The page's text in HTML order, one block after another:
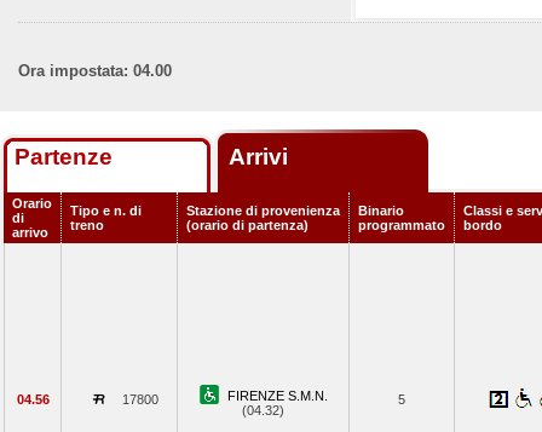
Ora impostata: 04.00
Partenze Arrivi
Orario
di
arrivo
Tipo e n. di
treno
Stazione di provenienza
(orario di partenza)
Binario
programmato
Classi e
bordo
04.56 17800
FIRENZE S.M.N.
(04.32)
5